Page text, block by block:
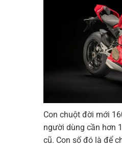
Con chuột đời mới
người dùng cần hơn
cũ. Con số đó là để